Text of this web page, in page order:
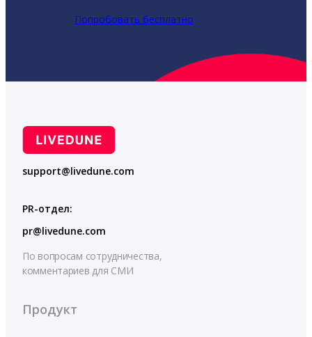
Попробовать бесплатно
support@livedune.com
PR-отдел:
pr@livedune.com
По вопросам сотрудничества,
комментариев для СМИ
Продукт